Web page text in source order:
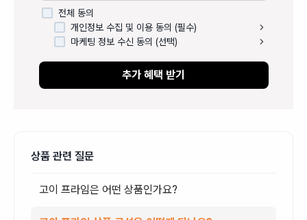
전체 동의
개인정보 수집 및 이용 동의 (필수)
마케팅 정보 수신 동의 (선택)
추가 혜택 받기
상품 관련 질문
고이 프라임은 어떤 상품인가요?